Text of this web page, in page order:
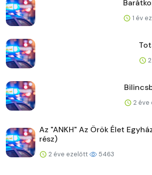
1 év
2 éve
Az "ANKH" Az Örök Élet
rész)
2 éve ezelőtt 5463